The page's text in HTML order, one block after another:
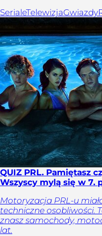
SerialeTelewizjaGwiazdy
QUIZ PRL. Pamiętasz
Wszyscy mylą się w 7.
Motoryzacja PRL-u
techniczne osobliwości.
znasz samochody,
lat.